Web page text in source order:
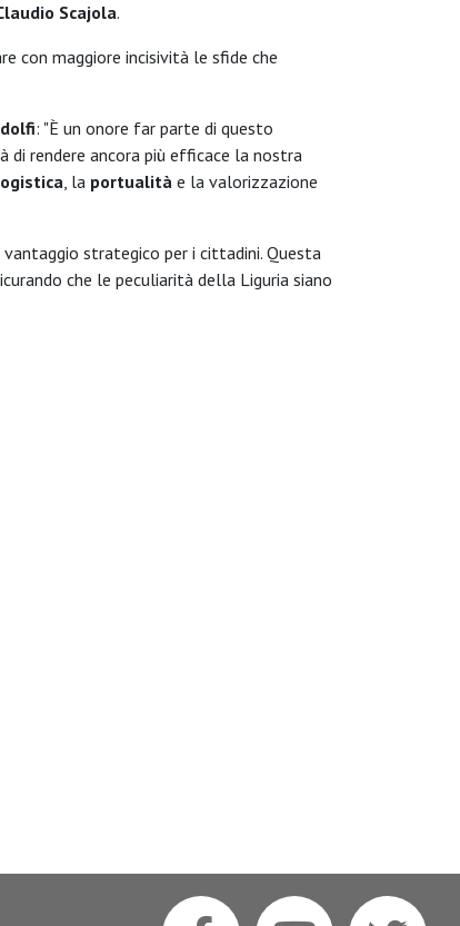
Scajola.
con maggiore incisività le sfide che
: "È un onore far parte di questo
di rendere ancora più efficace la nostra
, la portualità e la valorizzazione
strategico per i cittadini. Questa
che le peculiarità della Liguria siano